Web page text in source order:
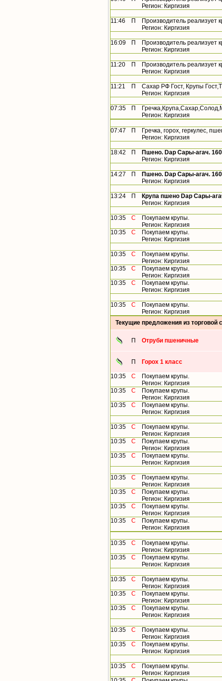
Регион: Киргизия
11:46 П
Производитель
Регион: Киргизия
16:09 П
Производитель реализует
Регион: Киргизия
11:20 П
Производитель
Регион: Киргизия
11:21 П Сахар РФ Гост, Крупы
Регион: Киргизия
07:35 П
Регион: Киргизия
07:47 П
Гречка, горох, геркулес,
Регион: Киргизия
18:42 П
Пшено. Dap Сары-агач.
Регион: Киргизия
14:27 П
Пшено. Dap Сары-агач.
Регион: Киргизия
13:24 П
Крупа пшено Dap Сары-
Регион: Киргизия
10:35 С
Покупаем крупы.
Регион: Киргизия
10:35
С
Покупаем крупы.
Регион: Киргизия
10:35 С
Покупаем крупы.
Регион: Киргизия
10:35
С
Покупаем крупы.
Регион: Киргизия
10:35
С
Покупаем крупы.
Регион: Киргизия
10:35 С
Покупаем крупы.
Регион: Киргизия
Текущие предложения из торговой
П Отруби пшеничные
П Горох 1 класс
10:35 С
Покупаем крупы.
Регион: Киргизия
10:35
С
Покупаем крупы.
Регион: Киргизия
10:35
С
Покупаем крупы.
Регион: Киргизия
10:35 С
Покупаем крупы.
Регион: Киргизия
10:35
С
Покупаем крупы.
Регион: Киргизия
10:35
С
Покупаем крупы.
Регион: Киргизия
10:35 С
Покупаем крупы.
Регион: Киргизия
10:35
С
Покупаем крупы.
Регион: Киргизия
10:35
С
Покупаем крупы.
Регион: Киргизия
10:35
С
Покупаем крупы.
Регион: Киргизия
10:35 С
Покупаем крупы.
Регион: Киргизия
10:35
С
Покупаем крупы.
Регион: Киргизия
10:35 С
Покупаем крупы.
Регион: Киргизия
10:35
С
Покупаем крупы.
Регион: Киргизия
10:35
С
Покупаем крупы.
Регион: Киргизия
10:35 С
Покупаем крупы.
Регион: Киргизия
10:35
С
Покупаем крупы.
Регион: Киргизия
10:35 С
Покупаем крупы.
Регион: Киргизия